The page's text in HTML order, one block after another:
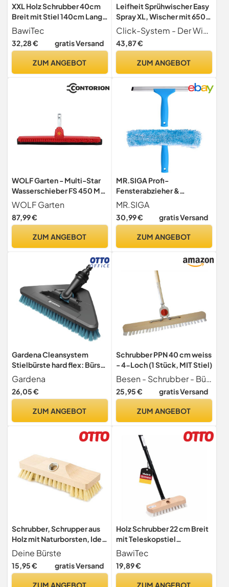
XXL Holz Schrubber 40cm
Breit mit Stiel 140cm Lang
Harte UnionMix Borsten
BawiTec
32,28 € gratis Versand
ZUM ANGEBOT
Leifheit Sprühwischer Easy
Spray XL, Wischer mit 650
ml Tank
Click-System - Der Wischmopp verfügt über das patentierte Leifheit Click-System dank speziellem Aufsatz sind verschiedene Stiele und Reinigungsgeräte in Kombination mit dem Bodenreiniger möglich
43,87 €
ZUM ANGEBOT
WOLF Garten - Multi-Star
Wasserschieber FS 450 M;
Arbeitsbreite: 45cm;
71ANA020650, Rot
WOLF Garten
87,99 €
ZUM ANGEBOT
MR.SIGA Profi-
Fensterabzieher &
Mikrofaser-
Fensterreiniger, 25cm
MR.SIGA
30,99 € gratis Versand
ZUM ANGEBOT
Gardena Cleansystem
Stielbürste hard flex: Bürste
zum Reinigen von
unempfindlichen
Oberflächen,
Borsten, Anschluss an
größere Flächen (18814-
Gardena
26,05 €
ZUM ANGEBOT
Schrubber PPN 40 cm weiss
- 4-Loch (1 Stück, MIT Stiel)
Besen - Schrubber - Bürsten
25,95 € gratis Versand
ZUM ANGEBOT
Schrubber, Schrupper aus
Holz mit Naturborsten, Ideal
für die Reinigung von
Boden, Bodenbürste,
Fliesen, Balkon, Terrasse,
Deine Bürste
15,95 € gratis Versand
ZUM ANGEBOT
Holz Schrubber 22 cm Breit
mit Teleskopstiel
verstellbar weiße PPPN
Borsten
BawiTec
19,89 €
ZUM ANGEBOT